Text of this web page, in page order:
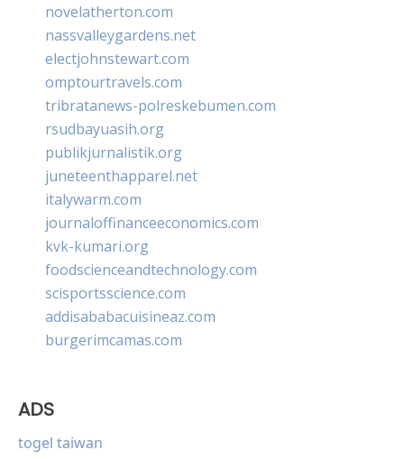
novelatherton.com
nassvalleygardens.net
electjohnstewart.com
omptourtravels.com
tribratanews-polreskebumen.com
rsudbayuasih.org
publikjurnalistik.org
juneteenthapparel.net
italywarm.com
journaloffinanceeconomics.com
kvk-kumari.org
foodscienceandtechnology.com
scisportsscience.com
addisababacuisineaz.com
burgerimcamas.com
ADS
togel taiwan